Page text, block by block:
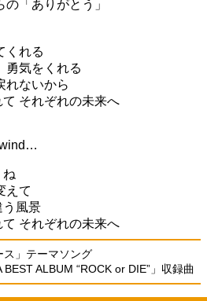
「ありがとう」
くれる
勇気をくれる
れないから
それぞれの未来へ
ね
えて
う風景
それぞれの未来へ
ス」テーマソング
ALBUM “ROCK or DIE”」収録曲